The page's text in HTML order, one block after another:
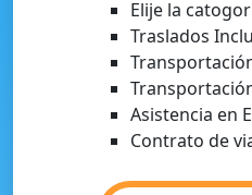
Elije la
Traslados
Transportación
Asistencia en
Contrato de